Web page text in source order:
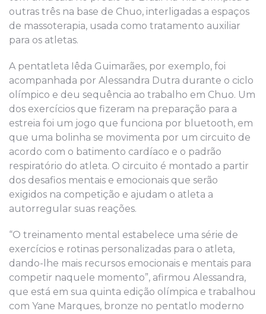
outras três na base de Chuo, interligadas a espaços
de massoterapia, usada como tratamento auxiliar
para os atletas.
A pentatleta Iêda Guimarães, por exemplo, foi
acompanhada por Alessandra Dutra durante o ciclo
olímpico e deu sequência ao trabalho em Chuo. Um
dos exercícios que fizeram na preparação para a
estreia foi um jogo que funciona por bluetooth, em
que uma bolinha se movimenta por um circuito de
acordo com o batimento cardíaco e o padrão
respiratório do atleta. O circuito é montado a partir
dos desafios mentais e emocionais que serão
exigidos na competição e ajudam o atleta a
autorregular suas reações.
“O treinamento mental estabelece uma série de
exercícios e rotinas personalizadas para o atleta,
dando-lhe mais recursos emocionais e mentais para
competir naquele momento”, afirmou Alessandra,
que está em sua quinta edição olímpica e trabalhou
com Yane Marques, bronze no pentatlo moderno